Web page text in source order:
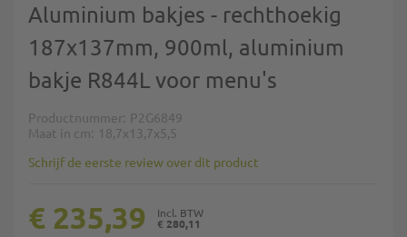
Aluminium bakjes - rechthoekig
187x137mm, 900ml, aluminium
bakje R844L voor menu's
Productnummer P2G6849
Maat in cm
18,7x13,7x5,5
Schrijf de eerste review over dit product
€ 280,11
€ 235,39